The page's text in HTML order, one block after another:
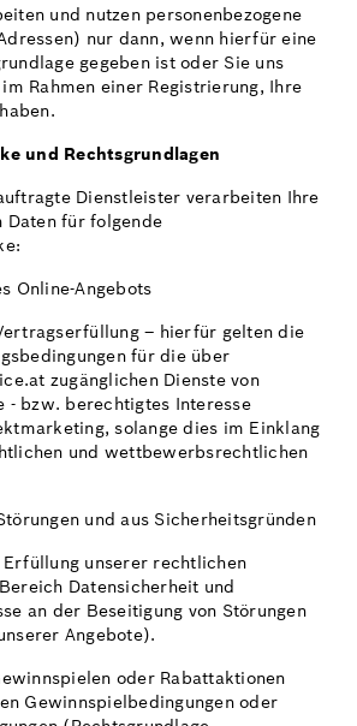
und nutzen personenbezogene
nur dann, wenn hierfür eine
gegeben ist oder Sie uns
Rahmen einer Registrierung, Ihre
und Rechtsgrundlagen
Dienstleister verarbeiten Ihre
Daten für folgende
Online-Angebots
– hierfür gelten die
für die über
zugänglichen Dienste von
- bzw. berechtigtes Interesse
solange dies im Einklang
und wettbewerbsrechtlichen
und aus Sicherheitsgründen
unserer rechtlichen
Datensicherheit und
an der Beseitigung von Störungen
Angebote).
oder Rabattaktionen
Gewinnspielbedingungen oder